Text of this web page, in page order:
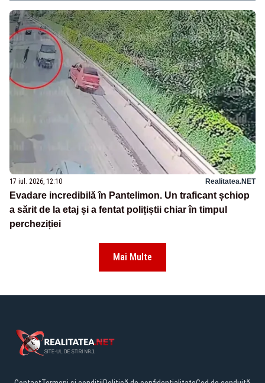
17 iul. 2026, 12:10 Realitatea.NET
Evadare incredibilă în Pantelimon. Un traficant șchiop
a sărit de la etaj și a fentat polițiștii chiar în timpul
percheziției
Mai Multe